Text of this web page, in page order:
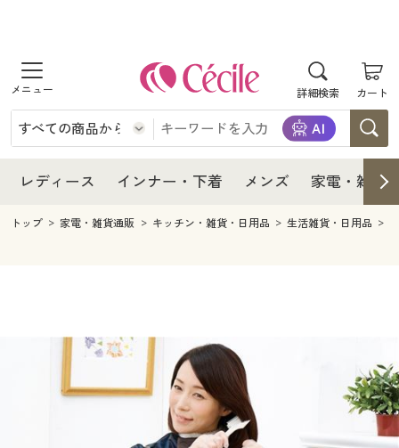
詳細検索 カート
商品を探す
レディース
レディースファッション
インナー・下着
インナー・下着通販すべて
ジュニア・ティーンズ下着
メンズ
メンズ下着
寝具・インテリア・家具通販すべて
美容・健康
レディース インナー・下着 メンズ 家電・雑貨
レディース
レディース通販すべて
レディースファッション
インナー・下着
インナー・下着通販すべて
メンズ
キッチン・雑貨・日用品
家具・収納
美容・健康通販すべて
美容・健康・サプリメント
制服・スクール
トップ 家電・雑貨通販 キッチン・雑貨・日用品 生活雑貨・日用品